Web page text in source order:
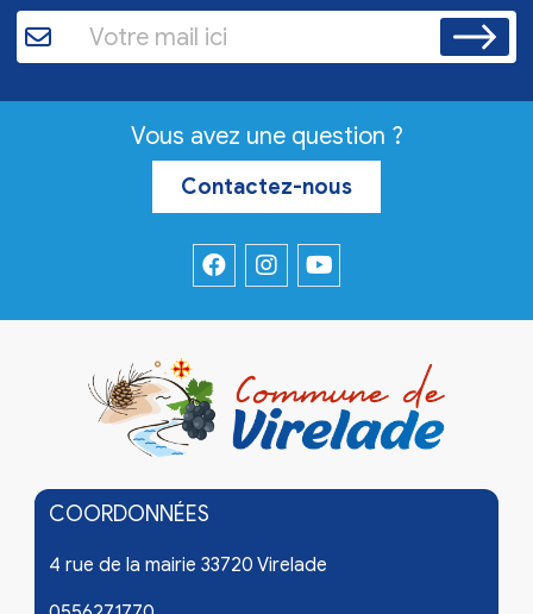
Vous avez une question ?
Contactez-nous
COORDONNÉES
4 rue de la mairie 33720 Virelade